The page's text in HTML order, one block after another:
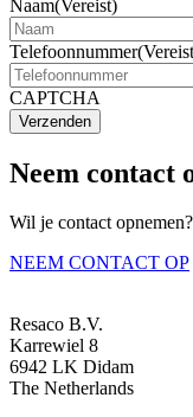
Naam(Vereist)
Telefoonnummer
CAPTCHA
Verzenden
Neem contact
Wil je contact
NEEM CONTACT OP
Resaco B.V.
Karrewiel 8
6942 LK Didam
The Netherlands